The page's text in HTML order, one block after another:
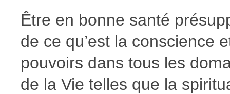
Être en bonne santé
de ce qu’est la conscience
pouvoirs dans tous les
de la Vie telles que la